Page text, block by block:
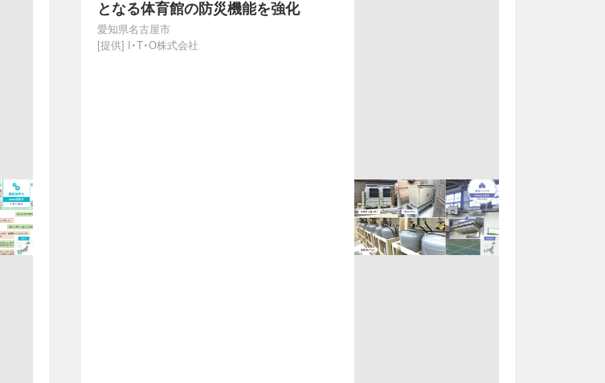
となる体育館の防災機能を強化
愛知県名古屋市
[提供]
I・T・O株式会社